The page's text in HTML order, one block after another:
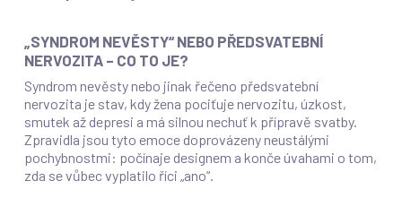
„SYNDROM NEVĚSTY“ NEBO PŘEDSVATEBNÍ
NERVOZITA – CO TO JE?
Syndrom nevěsty nebo jinak řečeno předsvatební
nervozita je stav, kdy žena pociťuje nervozitu, úzkost,
smutek až depresi a má silnou nechuť k přípravě svatby.
Zpravidla jsou tyto emoce doprovázeny neustálými
pochybnostmi: počínaje designem a konče úvahami o tom,
zda se vůbec vyplatilo říci „ano“.